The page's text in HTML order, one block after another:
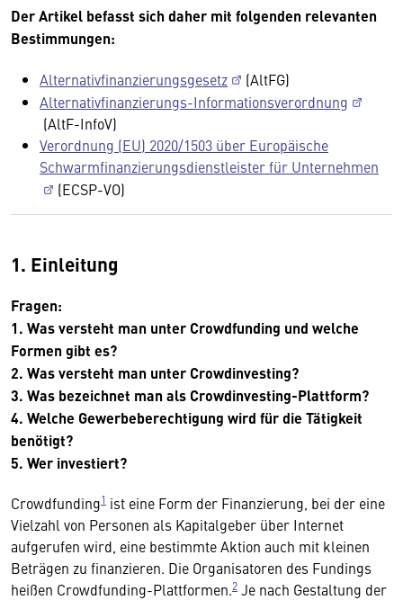
Der Artikel befasst sich daher mit folgenden relevanten
Bestimmungen:
Alternativfinanzierungsgesetz
(AltFG)
Alternativfinanzierungs-Informationsverordnung
(AltF-InfoV)
Verordnung (EU) 2020/1503 über Europäische
Schwarmfinanzierungsdienstleister für Unternehmen
(ECSP-VO)
1. Einleitung
Fragen:
1. Was versteht man unter Crowdfunding und welche
Formen gibt es?
2. Was versteht man unter Crowdinvesting?
3. Was bezeichnet man als Crowdinvesting-Plattform?
4. Welche Gewerbeberechtigung wird für die Tätigkeit
benötigt?
5. Wer investiert?
Crowdfunding1 ist eine Form der Finanzierung, bei der eine
Vielzahl von Personen als Kapitalgeber über Internet
aufgerufen wird, eine bestimmte Aktion auch mit kleinen
Beträgen zu finanzieren. Die Organisatoren des Fundings
heißen Crowdfunding-Plattformen.2 Je nach Gestaltung der